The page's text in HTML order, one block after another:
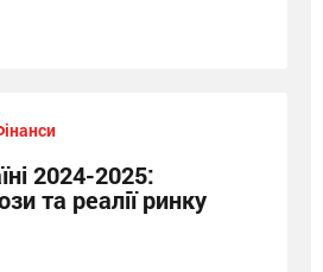
2024-2025:
та реалії ринку